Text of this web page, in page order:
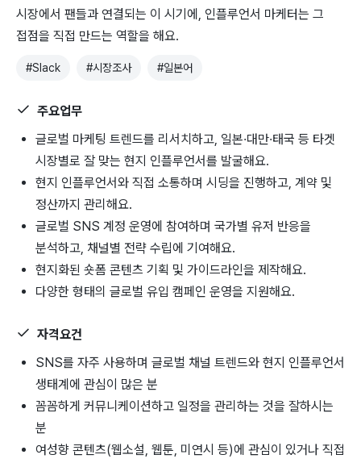
시장에서 팬들과 연결되는 이 시기에, 인플루언서 마케터는 그
접점을 직접 만드는 역할을 해요.
#Slack #시장조사 #일본어
주요업무
글로벌 마케팅 트렌드를 리서치하고, 일본·대만·태국 등 타겟
시장별로 잘 맞는 현지 인플루언서를 발굴해요.
현지 인플루언서와 직접 소통하며 시딩을 진행하고, 계약 및
정산까지 관리해요.
글로벌 SNS 계정 운영에 참여하며 국가별 유저 반응을
분석하고, 채널별 전략 수립에 기여해요.
현지화된 숏폼 콘텐츠 기획 및 가이드라인을 제작해요.
다양한 형태의 글로벌 유입 캠페인 운영을 지원해요.
자격요건
SNS를 자주 사용하며 글로벌 채널 트렌드와 현지 인플루언서
생태계에 관심이 많은 분
꼼꼼하게 커뮤니케이션하고 일정을 관리하는 것을 잘하시는
분
여성향 콘텐츠(웹소설, 웹툰, 미연시 등)에 관심이 있거나 직접